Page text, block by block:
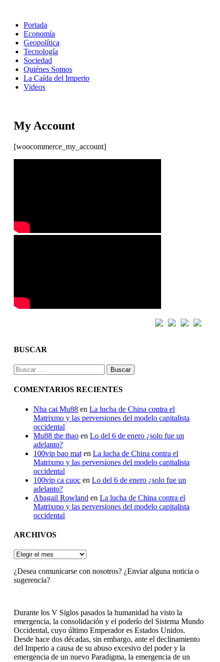
Portada
Economía
Geopolítica
Tecnología
Sociedad
Quiénes Somos
La Caída del Imperio
Videos
My Account
[woocommerce_my_account]
BUSCAR
Buscar:
COMENTARIOS RECIENTES
Nha cai Mu88 en La lucha de China contra el
Matrixmo y las perversiones del modelo capitalista
occidental
Mu88 the thao en Lo del 6 de enero ¿solo fue un
adelanto?
100vip bao mat en La lucha de China contra el
Matrixmo y las perversiones del modelo capitalista
occidental
100vip ca cuoc en Lo del 6 de enero ¿solo fue un
adelanto?
Abagail Rowland en La lucha de China contra el
Matrixmo y las perversiones del modelo capitalista
occidental
ARCHIVOS
ARCHIVOS
¿Desea comunicarse con nosotros? ¿Enviar alguna noticia o
sugerencia?
Durante los V Siglos pasados la humanidad ha visto la
emergencia, la consolidación y el poderío del Sistema Mundo
Occidental, cuyo último Emperador es Estados Unidos.
Desde hace dos décadas, sin embargo, ante el declinamiento
del Imperio a causa de su abuso excesivo del poder y la
emergencia de un nuevo Paradigma, la emergencia de un